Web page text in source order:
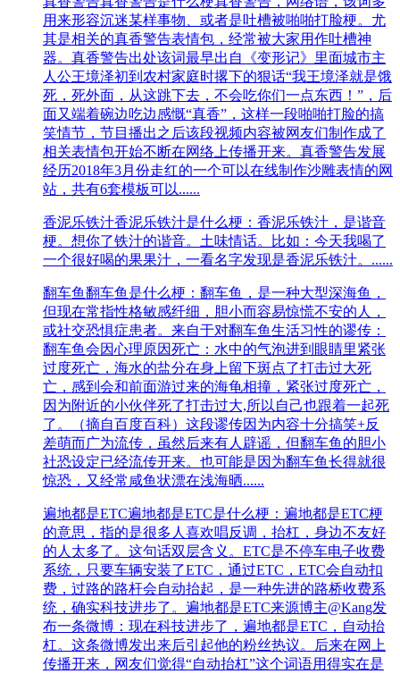
用来形容沉迷某样事物、或者是吐槽被啪啪打脸梗。尤
其是相关的真香警告表情包，经常被大家用作吐槽神
器。真香警告出处该词最早出自《变形记》里面城市主
人公王境泽初到农村家庭时撂下的狠话“我王境泽就是饿
死，死外面，从这跳下去，不会吃你们一点东西！”，后
面又端着碗边吃边感慨“真香”，这样一段啪啪打脸的搞
笑情节，节目播出之后该段视频内容被网友们制作成了
相关表情包开始不断在网络上传播开来。真香警告发展
经历2018年3月份走红的一个可以在线制作沙雕表情的网
站，共有6套模板可以......
香泥乐铁汁香泥乐铁汁是什么梗：香泥乐铁汁，是谐音
梗。想你了铁汁的谐音。土味情话。比如：今天我喝了
一个很好喝的果果汁，一看名字发现是香泥乐铁汁。......
翻车鱼翻车鱼是什么梗：翻车鱼，是一种大型深海鱼，
但现在常指性格敏感纤细，胆小而容易惊慌不安的人，
或社交恐惧症患者。来自于对翻车鱼生活习性的谬传：
翻车鱼会因心理原因死亡：水中的气泡进到眼睛里紧张
过度死亡，海水的盐分在身上留下斑点了打击过大死
亡，感到会和前面游过来的海龟相撞，紧张过度死亡，
因为附近的小伙伴死了打击过大,所以自己也跟着一起死
了。（摘自百度百科）这段谬传因为内容十分搞笑+反
差萌而广为流传，虽然后来有人辟谣，但翻车鱼的胆小
社恐设定已经流传开来。也可能是因为翻车鱼长得就很
惊恐，又经常咸鱼状漂在浅海晒......
遍地都是ETC遍地都是ETC是什么梗：遍地都是ETC梗
的意思，指的是很多人喜欢唱反调，抬杠，身边不友好
的人太多了。这句话双层含义。ETC是不停车电子收费
系统，只要车辆安装了ETC，通过ETC，ETC会自动扣
费，过路的路杆会自动抬起，是一种先进的路桥收费系
统，确实科技进步了。遍地都是ETC来源博主@Kang发
布一条微博：现在科技进步了，遍地都是ETC，自动抬
杠。这条微博发出来后引起他的粉丝热议。后来在网上
传播开来，网友们觉得“自动抬杠”这个词语用得实在是